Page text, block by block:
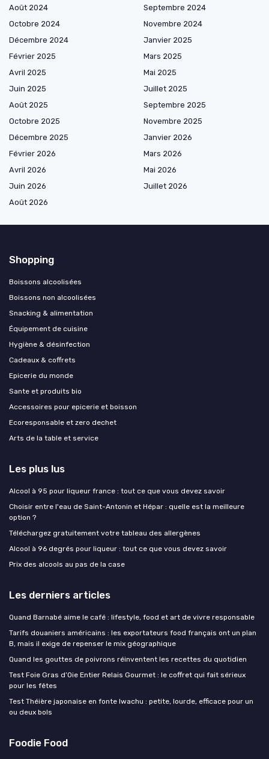
Août 2024
Septembre 2024
Octobre 2024
Novembre 2024
Décembre 2024
Janvier 2025
Février 2025
Mars 2025
Avril 2025
Mai 2025
Juin 2025
Juillet 2025
Août 2025
Septembre 2025
Octobre 2025
Novembre 2025
Décembre 2025
Janvier 2026
Février 2026
Mars 2026
Avril 2026
Mai 2026
Juin 2026
Juillet 2026
Août 2026
Shopping
Boissons alcoolisées
Boissons non alcoolisées
Snacking & alimentation
Équipement de cuisine
Hygiène & désinfection
Cadeaux & coffrets
Epicerie du monde
Sante et produits bio
Accessoires pour epicerie et boisson
Ecoresponsable et zero dechet
Arts de la table et service
Les plus lus
Alcool à 95 pour liqueur france : tout ce que vous devez savoir
Choisir entre l'eau de Saint-Antonin et Hépar : quelle est la meilleure
option ?
Téléchargez gratuitement votre tableau des allergènes
Alcool à 96 degrés pour liqueur : tout ce que vous devez savoir
Prix des alcools au pas de la case
Les derniers articles
Quand Barnabé aime le café : lifestyle, food et art de vivre responsable
Tarifs douaniers américains : les exportateurs food français ont un plan
B, mais il exige de repenser le mix géographique
Quand les gouttes de poivrons réinventent les recettes du quotidien
Test Foie Gras d’Oie Entier Relais Gourmet : le coffret qui fait sérieux
pour les fêtes
Test Théière japonaise en fonte Iwachu : petite, lourde, efficace pour un
ou deux bols
Foodie Food